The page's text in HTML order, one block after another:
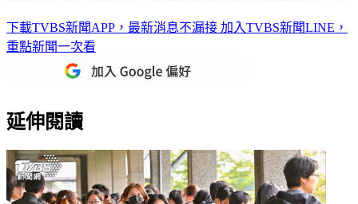
下載TVBS新聞APP，最新消息不漏接 加入TVBS新聞LINE，
重點新聞一次看
延伸閱讀